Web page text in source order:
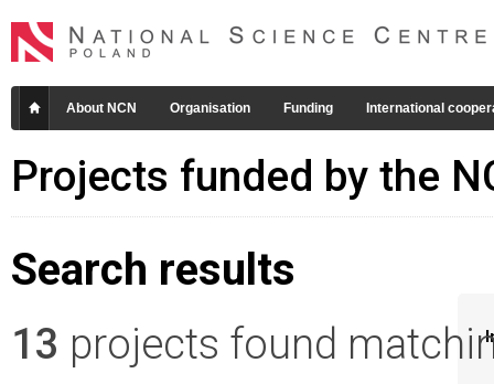
About NCN Organisation Funding International
Projects funded by the
Search results
13 projects found